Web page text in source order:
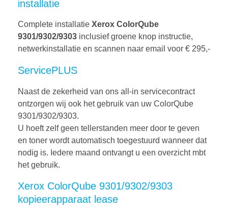
installatie
Complete installatie Xerox ColorQube
9301/9302/9303 inclusief groene knop instructie,
netwerkinstallatie en scannen naar email voor € 295,-
ServicePLUS
Naast de zekerheid van ons all-in servicecontract
ontzorgen wij ook het gebruik van uw ColorQube
9301/9302/9303.
U hoeft zelf geen tellerstanden meer door te geven
en toner wordt automatisch toegestuurd wanneer dat
nodig is. Iedere maand ontvangt u een overzicht mbt
het gebruik.
Xerox ColorQube 9301/9302/9303
kopieerapparaat lease